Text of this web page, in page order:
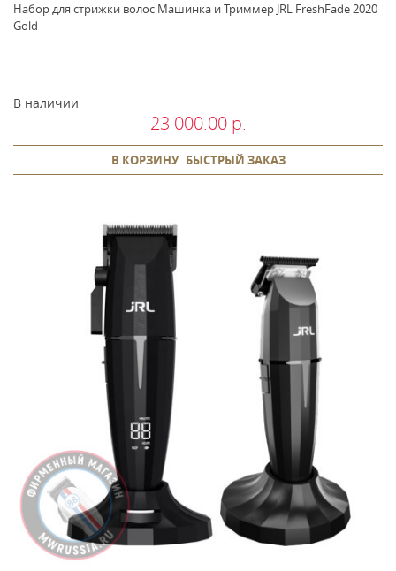
Набор для стрижки волос Машинка и Триммер JRL FreshFade 2020
Gold
В наличии
23 000.00 р.
В КОРЗИНУ БЫСТРЫЙ ЗАКАЗ